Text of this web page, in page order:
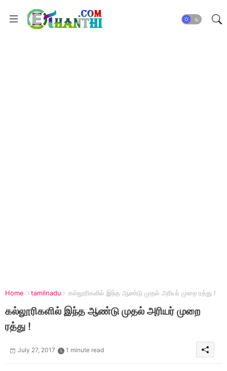
Home tamilnadu கல்லூரிகளில் இந்த ஆண்டு முதல் அரியர் முறை ரத்து !
கல்லூரிகளில் இந்த ஆண்டு முதல் அரியர் முறை
ரத்து !
July 27, 2017 1 minute read